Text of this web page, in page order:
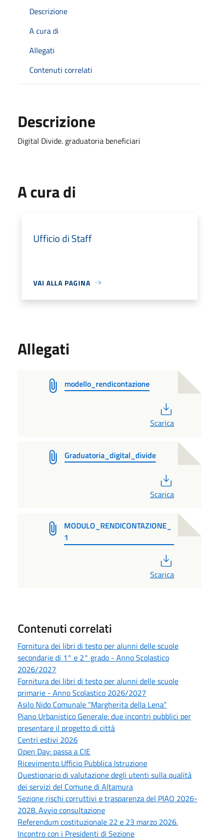
Descrizione
A cura di
Allegati
Contenuti correlati
Descrizione
Digital Divide. graduatoria beneficiari
A cura di
Ufficio di Staff
VAI ALLA PAGINA
Allegati
modello_rendicontazione
Scarica
Graduatoria_digital_divide
Scarica
MODULO_RENDICONTAZIONE_
1
Scarica
Contenuti correlati
Fornitura dei libri di testo per alunni delle scuole
secondarie di 1° e 2° grado - Anno Scolastico
2026/2027
Fornitura dei libri di testo per alunni delle scuole
primarie - Anno Scolastico 2026/2027
Asilo Nido Comunale “Margherita della Lena”
Piano Urbanistico Generale: due incontri pubblici per
presentare il progetto di città
Centri estivi 2026
Open Day: passa a CIE
Ricevimento Ufficio Pubblica Istruzione
Questionario di valutazione degli utenti sulla qualità
dei servizi del Comune di Altamura
Sezione rischi corruttivi e trasparenza del PIAO 2026-
2028. Avvio consultazione
Referendum costituzionale 22 e 23 marzo 2026.
Incontro con i Presidenti di Sezione